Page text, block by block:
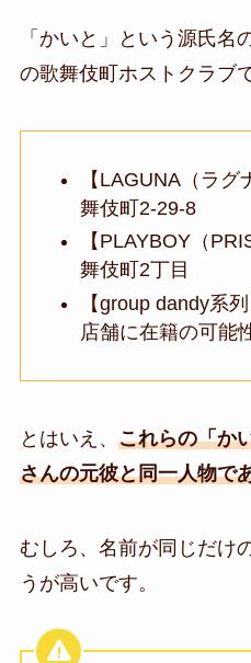
「かいと」という源氏名
の歌舞伎町ホストクラブ
【LAGUNA（ラ
舞伎町2-29-8
【PLAYBOY（
舞伎町2丁目
【group dandy系
店舗に在籍の可能
とはいえ、 これらの「か
さんの元彼と同一人物で
むしろ、名前が同じだけ
うが高いです。